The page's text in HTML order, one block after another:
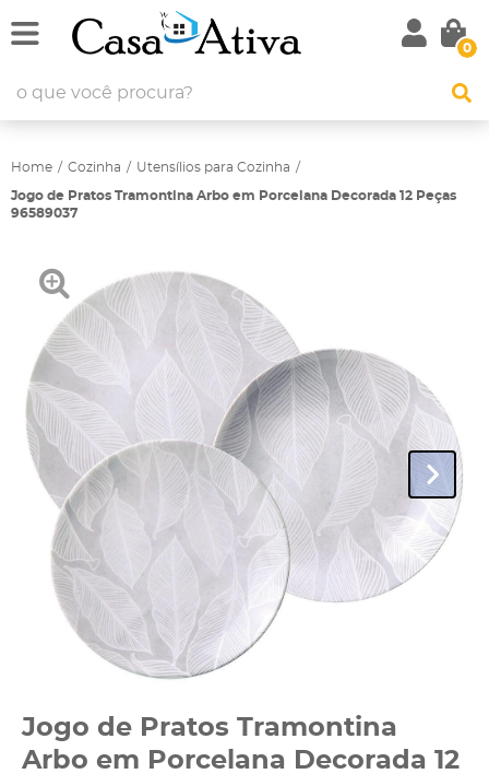
0
Home Cozinha Utensílios para Cozinha
Jogo de Pratos Tramontina Arbo em Porcelana Decorada 12 Peças
96589037
Jogo de Pratos Tramontina
Arbo em Porcelana Decorada 12